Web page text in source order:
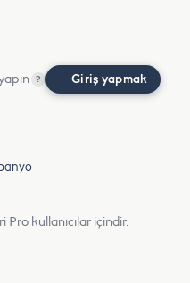
? Giriş yapmak
kullanıcılar içindir.